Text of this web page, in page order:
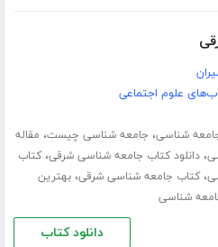
علوم اجتماعی
شناسی، جامعه شناسی چیست، مقاله
،دانلود کتاب جامعه شناسی شرقی،کتاب
،کتاب جامعه شناسی شرقی،بهترین
شناسی
دانلود کتاب